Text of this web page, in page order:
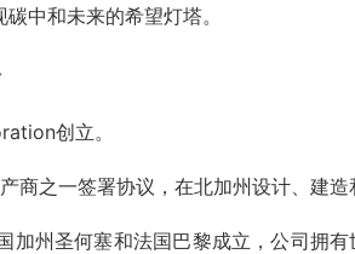
中和未来的希望灯塔。
创立。
商之一签署协议，在北加州设计、建
州圣何塞和法国巴黎成立，公司拥